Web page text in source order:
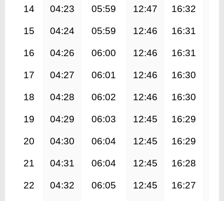
14 04:23 05:59 12:47 16:32
15 04:24 05:59 12:46 16:31
16 04:26 06:00 12:46 16:31
17 04:27 06:01 12:46 16:30
18 04:28 06:02 12:46 16:30
19 04:29 06:03 12:45 16:29
20 04:30 06:04 12:45 16:29
21 04:31 06:04 12:45 16:28
22 04:32 06:05 12:45 16:27